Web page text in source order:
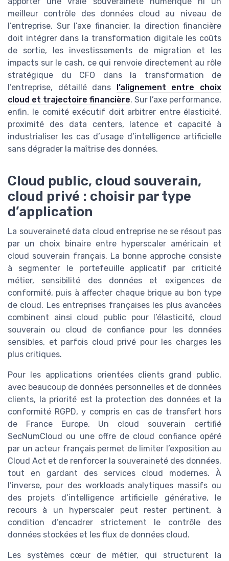
meilleur contrôle des données cloud au niveau de
l’entreprise. Sur l’axe financier, la direction financière
doit intégrer dans la transformation digitale les coûts
de sortie, les investissements de migration et les
impacts sur le cash, ce qui renvoie directement au rôle
stratégique du CFO dans la transformation de
l’entreprise, détaillé dans l’alignement entre choix
cloud et trajectoire financière. Sur l’axe performance,
enfin, le comité exécutif doit arbitrer entre élasticité,
proximité des data centers, latence et capacité à
industrialiser les cas d’usage d’intelligence artificielle
sans dégrader la maîtrise des données.
Cloud public, cloud souverain,
cloud privé : choisir par type
d’application
La souveraineté data cloud entreprise ne se résout pas
par un choix binaire entre hyperscaler américain et
cloud souverain français. La bonne approche consiste
à segmenter le portefeuille applicatif par criticité
métier, sensibilité des données et exigences de
conformité, puis à affecter chaque brique au bon type
de cloud. Les entreprises françaises les plus avancées
combinent ainsi cloud public pour l’élasticité, cloud
souverain ou cloud de confiance pour les données
sensibles, et parfois cloud privé pour les charges les
plus critiques.
Pour les applications orientées clients grand public,
avec beaucoup de données personnelles et de données
clients, la priorité est la protection des données et la
conformité RGPD, y compris en cas de transfert hors
de France Europe. Un cloud souverain certifié
SecNumCloud ou une offre de cloud confiance opéré
par un acteur français permet de limiter l’exposition au
Cloud Act et de renforcer la souveraineté des données,
tout en gardant des services cloud modernes. À
l’inverse, pour des workloads analytiques massifs ou
des projets d’intelligence artificielle générative, le
recours à un hyperscaler peut rester pertinent, à
condition d’encadrer strictement le contrôle des
données stockées et les flux de données cloud.
Les systèmes cœur de métier, qui structurent la